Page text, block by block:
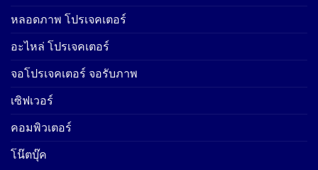
หลอดภาพ โปรเจคเตอร์
อะไหล่ โปรเจคเตอร์
จอโปรเจคเตอร์ จอรับภาพ
เซิฟเวอร์
คอมพิวเตอร์
โน๊ตบุ๊ค